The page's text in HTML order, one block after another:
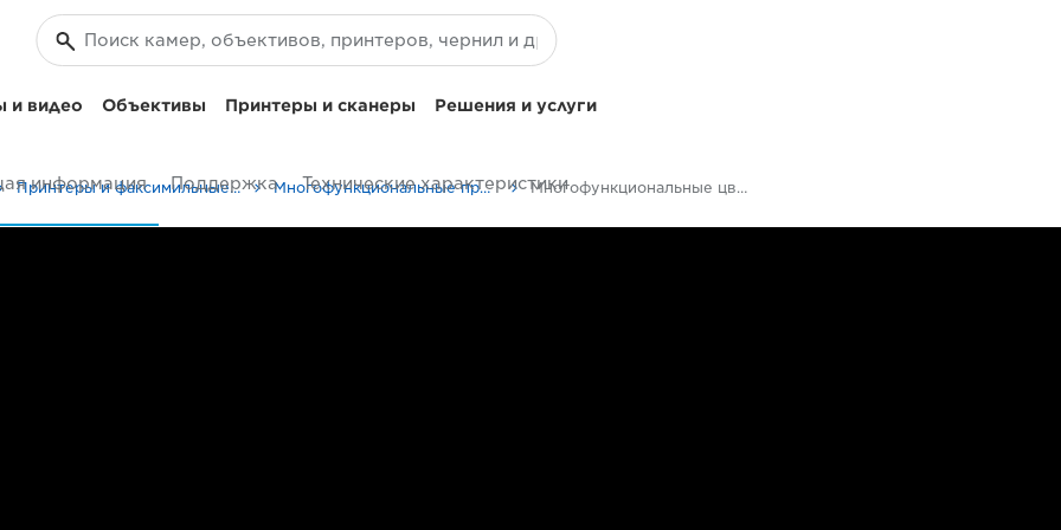
и видео Объективы Принтеры и сканеры Решения и услуги
Принтеры и факсимильные аппараты для бизнеса Многофункциональные принтеры - Принтеры «Все в одном» Многофункциональные цветные принтеры
информация Поддержка Технические характеристики